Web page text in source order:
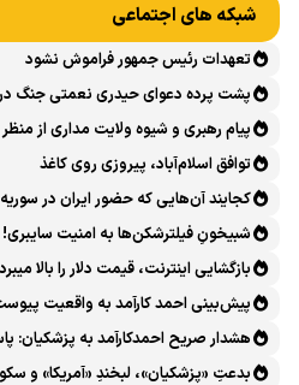
شبکه های اجتماعی
تعهدات رئیس جمهور فراموش نشود
پشت پرده دعوای حیدری نعمتی جنگ
پیام رهبری و شیوه ولایت مداری از
توافق اسلام‌آباد، پیروزی روی کاغذ
کجایند آن‌هایی که حضور ایران در سوریه
شبیخونِ فیلترشکن‌ها به امنیت سایبری!
بازگشایی اینترنت، قیمت دلار را بالا
پیش‌بینی احمد کارآمد به واقعیت
هشدار صریح احمدکارآمد به پزشکیان:
بدعتِ «پزشکیان»، لبخندِ «آمریکا» و